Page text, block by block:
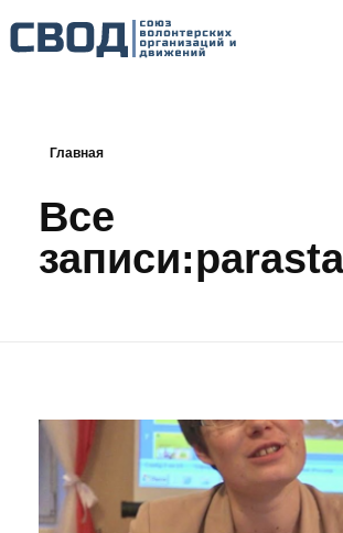
Главная
Все